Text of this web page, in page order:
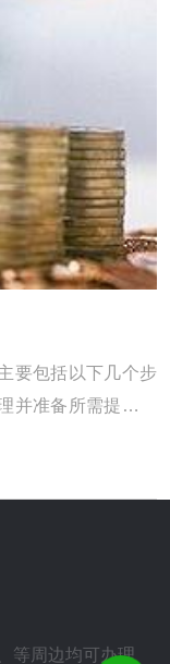
要包括以下几个步
并准备所需提交的
：首当其冲的就是
，办理贷款余额的
向 ...
、等周边均可办理